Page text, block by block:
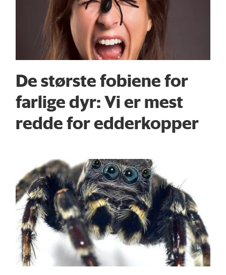
De største fobiene for
farlige dyr: Vi er mest
redde for edderkopper